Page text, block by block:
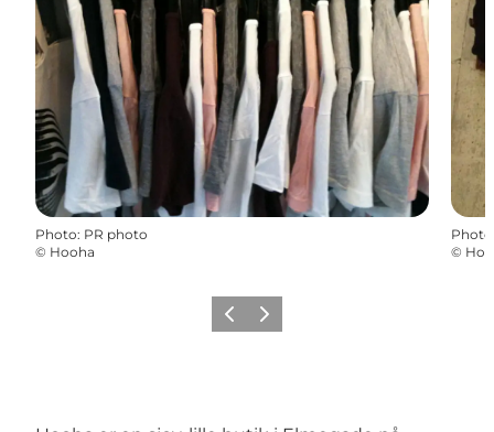
Photo: PR photo
© Hooha
Photo
©
Previous
Next